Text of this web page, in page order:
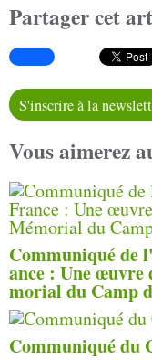
Partager cet
S'inscrire à la
Vous aimerez
Communiqué de
ance : Une
morial du Camp
Communiqué du